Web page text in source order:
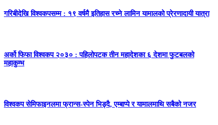
गरिबीदेखि विश्वकपसम्म : १९ वर्षमै इतिहास रच्ने लामिन यामालको प्रेरणादायी यात्रा
अर्को फिफा विश्वकप २०३० : पहिलोपटक तीन महादेशका ६ देशमा फुटबलको
महाकुम्भ
विश्वकप सेमिफाइनलमा फ्रान्स-स्पेन भिड्दै, एम्बाप्पे र यामालमाथि सबैको नजर